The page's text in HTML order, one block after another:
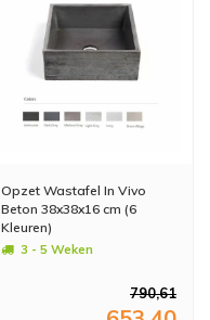
Opzet Wastafel In Vivo
Beton 38x38x16 cm (6
Kleuren)
3 - 5 Weken
790,61